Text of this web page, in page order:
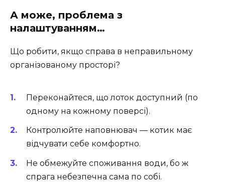
А може, проблема з
налаштуванням…
Що робити, якщо справа в неправильному
організованому просторі?
Переконайтеся, що лоток доступний (по
одному на кожному поверсі).
Контролюйте наповнювач — котик має
відчувати себе комфортно.
Не обмежуйте споживання води, бо ж
спрага небезпечна сама по собі.